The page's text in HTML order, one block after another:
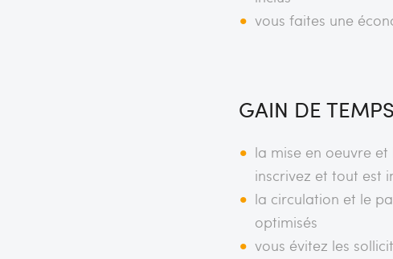
vous faites une
GAIN DE TEMPS
la mise en oeuvre
inscrivez et tout est
la circulation et le
optimisés
vous évitez les